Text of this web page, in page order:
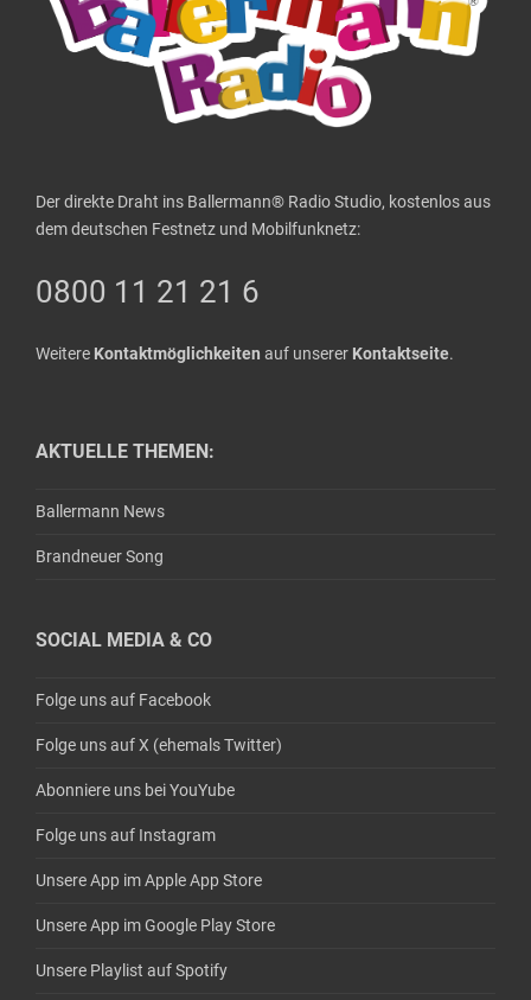
Der direkte Draht ins Ballermann® Radio Studio, kostenlos aus
dem deutschen Festnetz und Mobilfunknetz:
0800 11 21 21 6
Weitere Kontaktmöglichkeiten auf unserer Kontaktseite.
AKTUELLE THEMEN:
Ballermann News
Brandneuer Song
SOCIAL MEDIA & CO
Folge uns auf Facebook
Folge uns auf X (ehemals Twitter)
Abonniere uns bei YouYube
Folge uns auf Instagram
Unsere App im Apple App Store
Unsere App im Google Play Store
Unsere Playlist auf Spotify